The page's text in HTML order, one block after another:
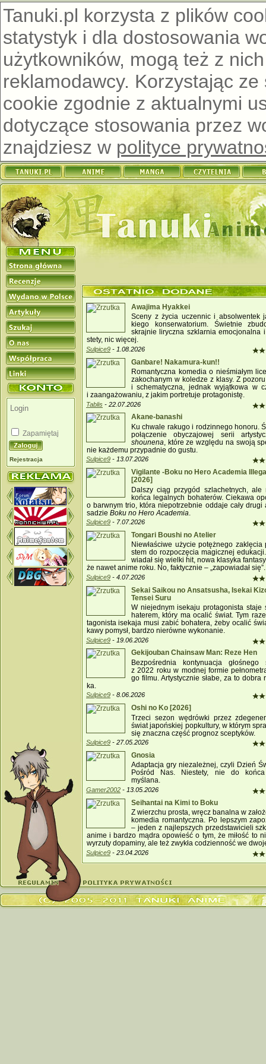
Tanuki.pl korzysta z plików
statystyk i dla dostosowania
użytkowników, mogą też z
reklamodawcy. Korzystając
cookie zgodnie z aktualnymi
dotyczące stosowania przez
znajdziesz w polityce
Zapamiętaj
Rejestracja
Awajima Hyakkei
Sceny z życia uczen­nic i ab­sol­wen­tek
kie­go kon­ser­wato­rium. Świet­nie
skraj­nie lirycz­na sz­klar­nia
stety, nic więcej.
Sulpice9 - 1.08.2026
Ganbare! Nakamura-kun!!
Ro­man­tycz­na ko­media o nie­śmia­łym
za­ko­chanym w ko­le­dze z klasy. Z
i schema­tycz­na, jed­nak wy­jąt­ko­wa w
i za­an­ga­żowaniu, z ja­kim por­tretu­je pro­tago­nistę.
Tablis - 22.07.2026
Akane-banashi
Ku ch­wale rakugo i ro­dzin­nego honoru.
po­łącze­nie obyczajowej se­rii
shounena , które ze względu na swoją
nie każd­e­mu przy­pad­nie do gustu.
Sulpice9 - 13.07.2026
Vigilante -Boku no Hero Academia
[2026]
Dal­szy ciąg przy­gód sz­lachet­nych, ale
końca le­gal­nych bo­haterów. Cie­ka­wa
o barw­nym trio, która nie­po­trzeb­nie od­daje ca­ły
sadzie Bo­ku no Hero Aca­de­mia
Sulpice9 - 7.07.2026
Tongari Boushi no Atelier
Niew­ła­ściwe użycie po­tężn­ego
stem do roz­po­częcia ma­gicz­nej
wia­dał się wiel­ki hit, nowa klasy­ka
że na­wet anime ro­ku. No, fak­tycz­nie – „za­po­wia­dał się”.
Sulpice9 - 4.07.2026
Sekai Saikou no Ansatsusha, Isekai
Tensei Suru
W nie­jed­nym ise­ka­ju pro­tago­nista
haterem, który ma oca­lić świat. Tym
tago­nista ise­ka­ja mu­si za­bić bo­hatera, żeby oca­lić
ka­wy po­mysł, bar­dzo nie­rów­ne wy­ko­na­nie.
Sulpice9 - 19.06.2026
Gekijouban Chainsaw Man: Reze Hen
Bez­po­śred­nia kon­ty­nuacja głośnego
z 2022 ro­ku w mod­nej for­mie
go fil­mu. Ar­ty­stycz­nie słabe, za to do­bra
ka.
Sulpice9 - 8.06.2026
Oshi no Ko [2026]
Trze­ci se­zon wędrów­ki przez
świat ja­pońs­kiej pop­kul­tu­ry, w którym
się znacz­na część pro­gnoz scep­ty­ków.
Sulpice9 - 27.05.2026
Gnosia
Ad­ap­tacja gry nie­zależn­ej, czyli Dzień
Po­śród Nas. Nie­stety, nie do
myślana.
Gamer2002 - 13.05.2026
Seihantai na Kimi to Boku
Z wierz­chu pro­sta, wręcz banal­na w
ko­media ro­man­tycz­na. Po lep­szym
– jeden z naj­lep­szych przed­stawicie­li
anime i bar­dzo mądra opo­wieść o tym, że mi­łość to
wy­rzuty do­pa­mi­ny, ale też zwykła codzien­ność we
Sulpice9 - 23.04.2026